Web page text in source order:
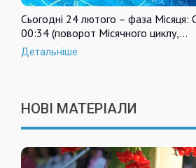
Сьогодні 24 лютого – фаза Місяця:
00:34 (поворот Місячного циклу,…
Детальніше
НОВІ МАТЕРІАЛИ